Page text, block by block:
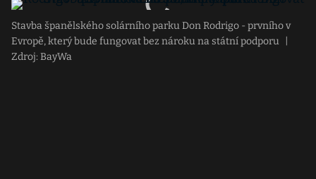
Stavba španělského solárního parku Don Rodrigo - prvního v
Evropě, který bude fungovat bez nároku na státní podporu
Zdroj: BayWa